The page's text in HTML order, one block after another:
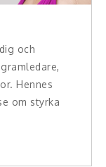
och
Hennes
om styrka